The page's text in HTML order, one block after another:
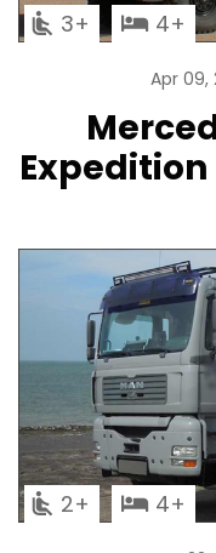
3 4
Apr 09,
2 4